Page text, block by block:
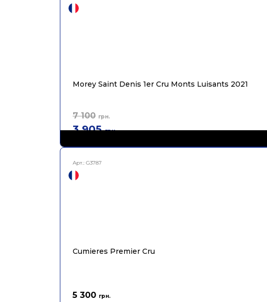
Morey Saint Denis 1er Cru Monts Luisants 2021
7 100 грн.
3 905 грн.
Арт.: G3787
Cumieres Premier Cru
5 300 грн.